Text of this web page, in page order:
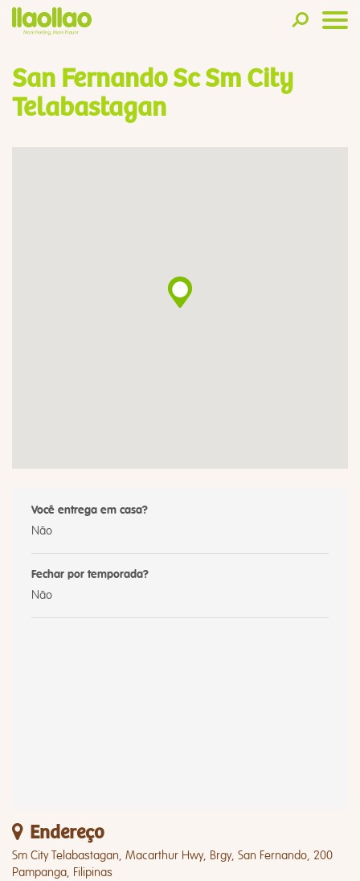
San Fernando Sc Sm City
Telabastagan
Você entrega em casa?
Não
Fechar por temporada?
Não
Endereço
Sm City Telabastagan, Macarthur Hwy, Brgy, San Fernando, 200
Pampanga, Filipinas